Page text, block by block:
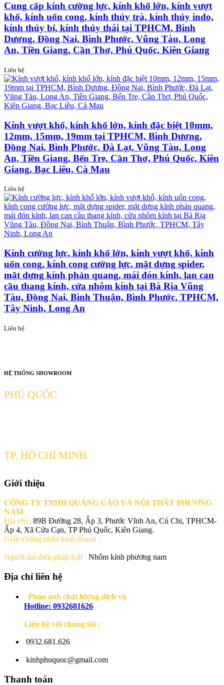
Cung cấp kính cường lực, kính khổ lớn, kính vượt
khổ, kính uốn cong, kính thủy trà, kính thủy indo,
kính thủy bỉ, kính thủy thái tại TPHCM, Bình
Dương, Đồng Nai, Bình Phước, Vũng Tàu, Long
An, Tiền Giang, Cần Thơ, Phú Quốc, Kiên Giang
Liên hệ
Kính vượt khổ, kính khổ lớn, kính đặc biệt 10mm,
12mm, 15mm, 19mm tại TPHCM, Bình Dương,
Đồng Nai, Bình Phước, Đà Lạt, Vũng Tàu, Long
An, Tiền Giang, Bến Tre, Cần Thơ, Phú Quốc, Kiên
Giang, Bạc Liêu, Cà Mau
Liên hệ
Kính cường lực, kính khổ lớn, kính vượt khổ, kính
uốn cong, kính cong cường lực, mặt dựng spider,
mặt dựng kính phản quang, mái đón kính, lan can
cầu thang kính, cửa nhôm kính tại Bà Rịa Vũng
Tàu, Đồng Nai, Bình Thuận, Bình Phước, TPHCM,
Tây Ninh, Long An
Liên hệ
HỆ THỐNG SHOWROOM
PHÚ QUỐC
TP. HỒ CHÍ MINH
Số 89B Đường 28, Ấp 3, Phước Vĩnh An, Củ Chi, TPHCM
Giới thiệu
CÔNG TY TNHH QUẢNG CÁO VÀ NỘI THẤT PHƯƠNG
NAM
Địa chỉ : 89B Đường 28, Ấp 3, Phước Vĩnh An, Củ Chi, TPHCM-
Ấp 4, Xã Cửa Cạn, TP Phú Quốc, Kiên Giang.
Giấy chứng nhận kinh doanh :
Người đại diện pháp luật : Nhôm kính phương nam
Địa chỉ liên hệ
Phản ánh chất lượng dịch vụ
Hotline: 0932681626
Liện hệ với chúng tôi :
0932.681.626
kinhphuquoc@gmail.com
Thanh toán